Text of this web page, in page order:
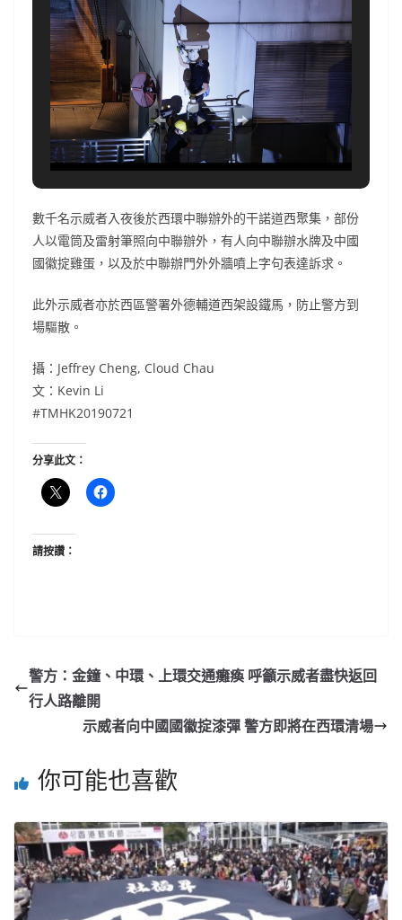
數千名示威者入夜後於西環中聯辦外的干諾道西聚集，部份
人以電筒及雷射筆照向中聯辦外，有人向中聯辦水牌及中國
國徽掟雞蛋，以及於中聯辦門外外牆噴上字句表達訴求。
此外示威者亦於西區警署外德輔道西架設鐵馬，防止警方到
場驅散。
攝：Jeffrey Cheng, Cloud Chau
文：Kevin Li
#TMHK20190721
分享此文：
請按讚：
警方：金鐘、中環、上環交通癱瘓 呼籲示威者盡快返回
行人路離開
示威者向中國國徽掟漆彈 警方即將在西環清場
你可能也喜歡